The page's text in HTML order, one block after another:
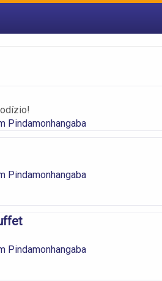
Pindamonhangaba
Pindamonhangaba
Pindamonhangaba